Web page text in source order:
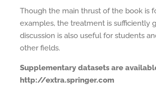
Though the main thrust of the book is
examples, the treatment is sufficiently
discussion is also useful for students
other fields.
Supplementary datasets are
http://extra.springer.com